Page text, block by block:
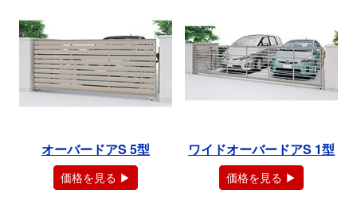
オーバードアS 5型
価格を見る ▶
ワイドオーバードアS 1型
価格を見る ▶